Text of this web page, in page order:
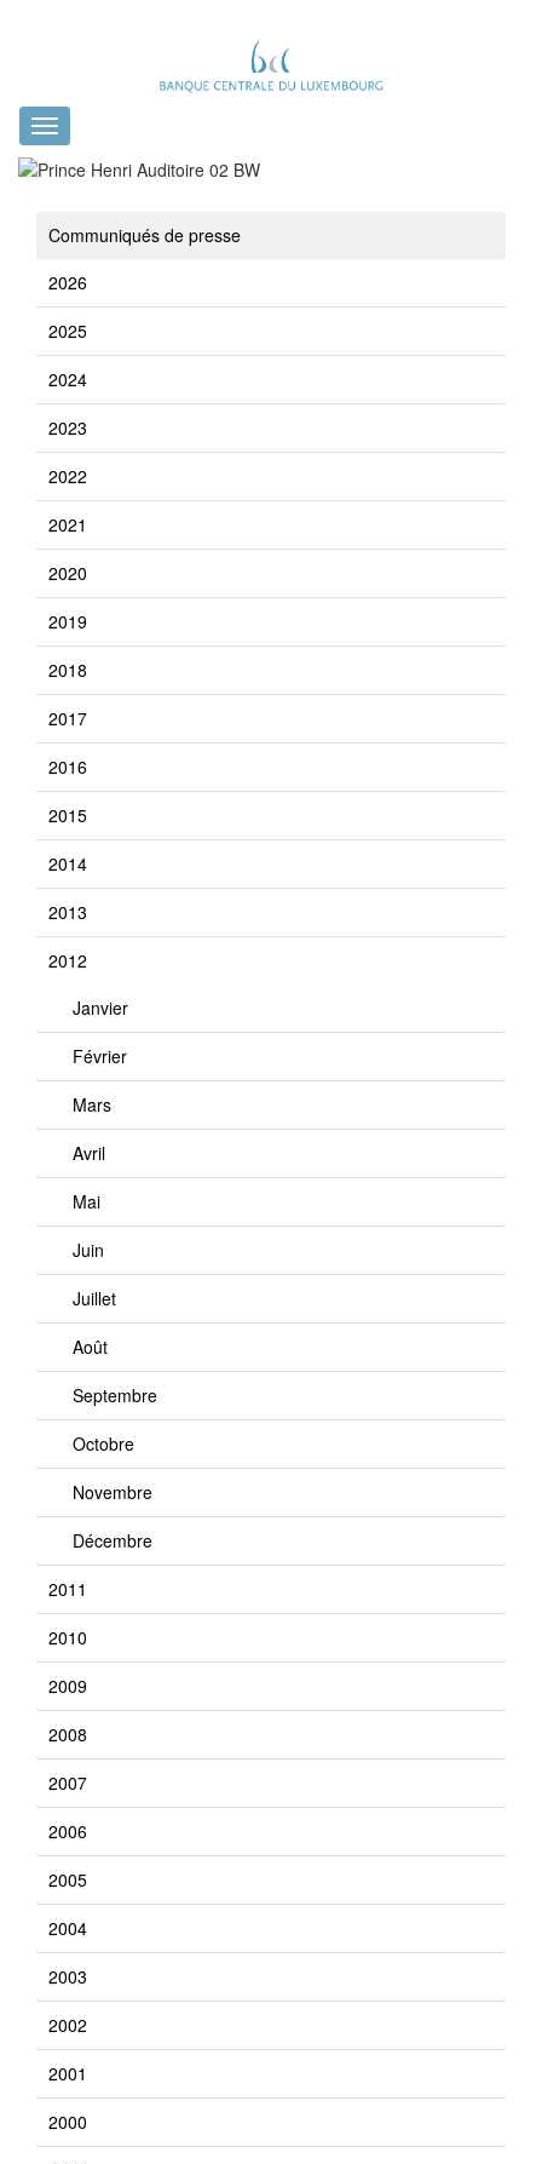
Toggle
navigation
Communiqués de presse
2026
2025
2024
2023
2022
2021
2020
2019
2018
2017
2016
2015
2014
2013
2012
Janvier
Février
Mars
Avril
Mai
Juin
Juillet
Août
Septembre
Octobre
Novembre
Décembre
2011
2010
2009
2008
2007
2006
2005
2004
2003
2002
2001
2000